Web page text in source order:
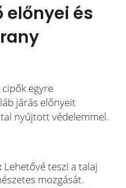
előnyei és
cipők egyre
járás előnyeit
nyújtott védelemmel.
Lehetővé teszi a talaj
mozgását.